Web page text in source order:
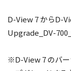
D-View 7 からD-
Upgrade_DV-
※D-View 7 のバー